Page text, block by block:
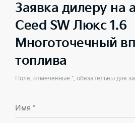
Заявка дилеру на
Ceed SW Люкс 1.6
Многоточечный
топлива
Поля, отмеченные *, обязательны для
Имя *